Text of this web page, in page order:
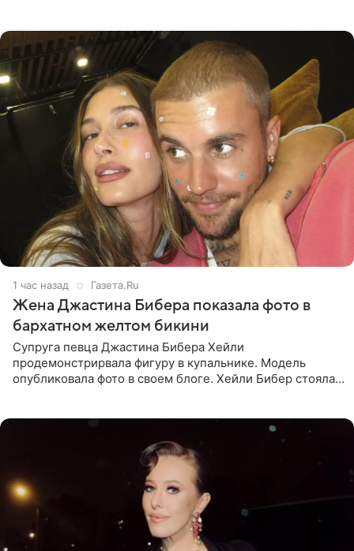
1 час назад Газета.Ru
Жена Джастина Бибера показала фото в
бархатном желтом бикини
Супруга певца Джастина Бибера Хейли
продемонстрирвала фигуру в купальнике. Модель
опубликовала фото в своем блоге. Хейли Бибер стояла